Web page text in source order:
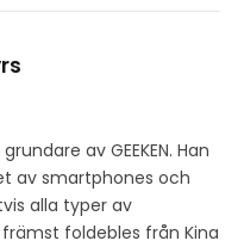
av GEEKEN. Han
av smartphones och
alla typer av
foldebles från Kina